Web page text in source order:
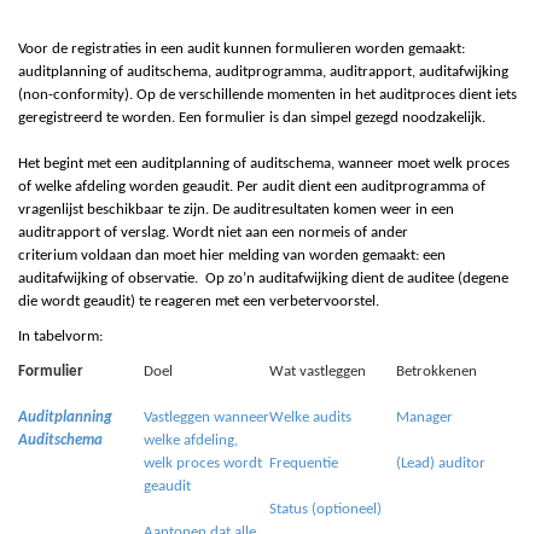
Voor de registraties in een audit kunnen formulieren worden gemaakt:
auditplanning of auditschema, auditprogramma, auditrapport, auditafwijking
(non-conformity). Op de verschillende momenten in het auditproces dient iets
geregistreerd te worden. Een formulier is dan simpel gezegd noodzakelijk.
Het begint met een auditplanning of auditschema, wanneer moet welk proces
of welke afdeling worden geaudit. Per audit dient een auditprogramma of
vragenlijst beschikbaar te zijn. De auditresultaten komen weer in een
auditrapport of verslag. Wordt niet aan een normeis of ander
criterium voldaan dan moet hier melding van worden gemaakt: een
auditafwijking of observatie. Op zo’n auditafwijking dient de auditee (degene
die wordt geaudit) te reageren met een verbetervoorstel.
In tabelvorm:
Formulier Doel Wat vastleggen Betrokkenen
Auditplanning
Auditschema
Vastleggen wanneer
welke afdeling,
welk proces wordt
geaudit
Welke audits
Frequentie
Status (optioneel)
Manager
(Lead) auditor